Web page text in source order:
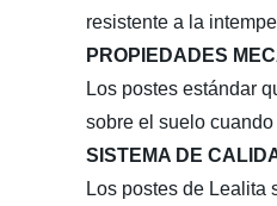
resistente a la
PROPIEDADES
Los postes estándar
sobre el suelo
SISTEMA DE
Los postes de Lealita